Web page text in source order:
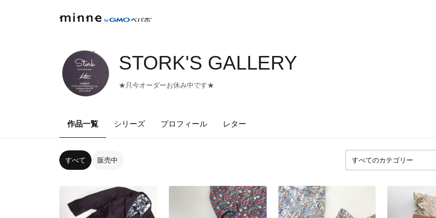
STORK'S GALLERY
★只今オーダーお休み中です★
作品一覧 シリーズ プロフィール レター
すべて 販売中